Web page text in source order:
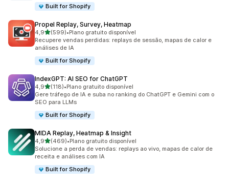
Built for Shopify
Propel Replay, Survey, Heatmap
4,9de 5 estrelas
(599)
599 avaliações ao todo
•Plano gratuito disponível
Recupere vendas perdidas: replays de sessão, mapas de calor e
análises de IA
Built for Shopify
IndexGPT: AI SEO for ChatGPT
4,9de 5 estrelas
(118)
118 avaliações ao todo
•Plano gratuito disponível
Gere tráfego de IA e suba no ranking do ChatGPT e Gemini com o
SEO para LLMs
Built for Shopify
MIDA Replay, Heatmap & Insight
4,9de 5 estrelas
(469)
469 avaliações ao todo
•Plano gratuito disponível
Solucione a perda de vendas: replays ao vivo, mapas de calor de
receita e análises com IA
Built for Shopify